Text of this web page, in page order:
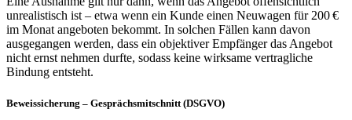
unrealistisch ist – etwa wenn ein Kunde einen Neuwagen für 200 €
im Monat angeboten bekommt. In solchen Fällen kann davon
ausgegangen werden, dass ein objektiver Empfänger das Angebot
nicht ernst nehmen durfte, sodass keine wirksame vertragliche
Bindung entsteht.
Beweissicherung – Gesprächsmitschnitt (DSGVO)